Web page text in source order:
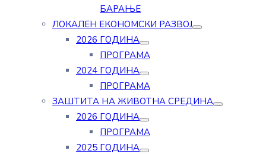
БАРАЊЕ
ЛОКАЛЕН ЕКОНОМСКИ РАЗВОЈ
2026 ГОДИНА
ПРОГРАМА
2024 ГОДИНА
ПРОГРАМА
ЗАШТИТА НА ЖИВОТНА СРЕДИНА
2026 ГОДИНА
ПРОГРАМА
2025 ГОДИНА